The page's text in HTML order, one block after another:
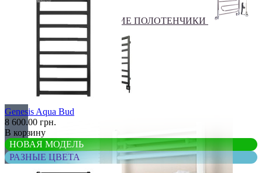
ЭЛЕКТРИЧЕСКИЕ ПОЛОТЕНЧИКИ
Элитные
Genesis Aqua Bud
8 600.00 грн.
В корзину
НОВАЯ МОДЕЛЬ
РАЗНЫЕ ЦВЕТА